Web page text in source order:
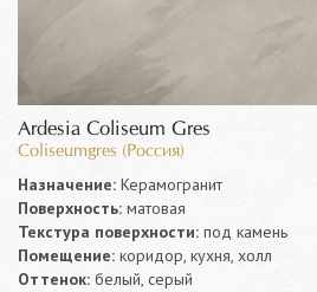
Ardesia Coliseum Gres
Coliseumgres (Россия)
Назначение: Керамогранит
Поверхность: матовая
Текстура поверхности: под камень
Помещение: коридор, кухня, холл
Оттенок: белый, серый